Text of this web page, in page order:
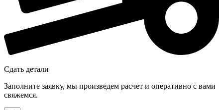
Сдать детали
Заполните заявку, мы произведем расчет и оперативно с вами
свяжемся.